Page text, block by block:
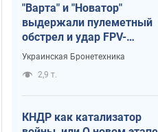
"Варта" и "Новатор"
выдержали пулеметный
обстрел и удар FPV-
дрона, сохранив жизнь
Украинская Бронетехника
2,9 т.
КНДР как катализатор